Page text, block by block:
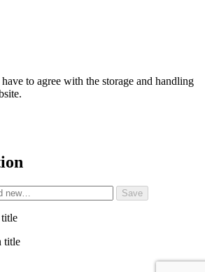
to agree with the storage and handling
title